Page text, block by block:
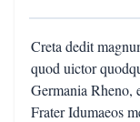
Creta dedit
quod uictor
Germania Rheno,
Frater Idumaeos